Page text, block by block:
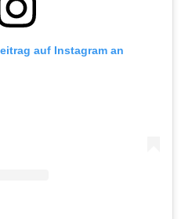
auf Instagram an